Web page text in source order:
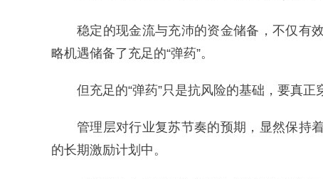
稳定的现金流与充沛的资金储备，不仅有
略机遇储备了充足的“弹药”。
但充足的“弹药”只是抗风险的基础，要真
管理层对行业复苏节奏的预期，显然保持
的长期激励计划中。